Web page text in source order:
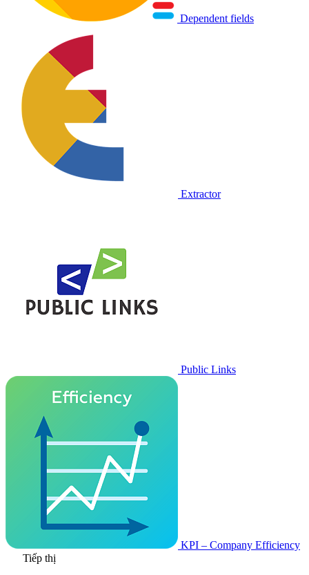
Dependent fields
Extractor
Public Links
KPI – Company Efficiency
Tiếp thị